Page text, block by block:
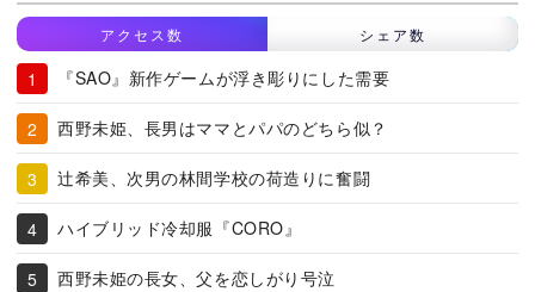
アクセス数 シェア数
『SAO』新作ゲームが浮き彫りにした需要
西野未姫、長男はママとパパのどちら似？
辻希美、次男の林間学校の荷造りに奮闘
ハイブリッド冷却服『CORO』
西野未姫の長女、父を恋しがり号泣